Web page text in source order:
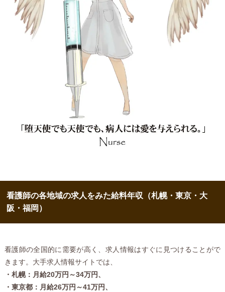
看護師の各地域の求人をみた給料年収（札幌・東京・大
阪・福岡）
看護師の全国的に需要が高く、求人情報はすぐに見つけることがで
きます。大手求人情報サイトでは、
・札幌：月給20万円～34万円、
・東京都：月給26万円～41万円、